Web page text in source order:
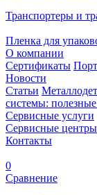
Транспортеры и
Пленка для
О компании
Сертификаты
Новости
Статьи
системы:
Сервисные услуги
Сервисные центры
Контакты
0
Сравнение